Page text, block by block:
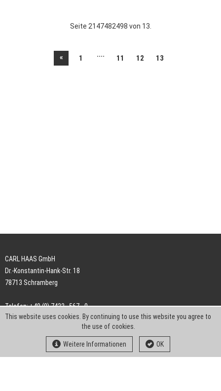
Seite 2147482498 von 13.
« 1 .... 11 12 13
CARL HAAS GmbH
Dr.-Konstantin-Hank-Str. 18
78713 Schramberg
Telefon: +49 (0) 7422 . 567 - 0
Telefax: +49 (0) 7422 . 567 - 239
info-ch@kern-liebers.com
This website uses cookies. By continuing to use this website you agree to
the use of cookies.
Weitere Informationen OK